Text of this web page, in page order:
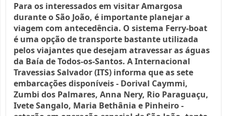
Para os interessados ​​em visitar Amargosa
durante o São João, é importante planejar a
viagem com antecedência. O sistema Ferry-boat
é uma opção de transporte bastante utilizada
pelos viajantes que desejam atravessar as águas
da Baía de Todos-os-Santos. A Internacional
Travessias Salvador (ITS) informa que as sete
embarcações disponíveis - Dorival Caymmi,
Zumbi dos Palmares, Anna Nery, Rio Paraguaçu,
Ivete Sangalo, Maria Bethânia e Pinheiro -